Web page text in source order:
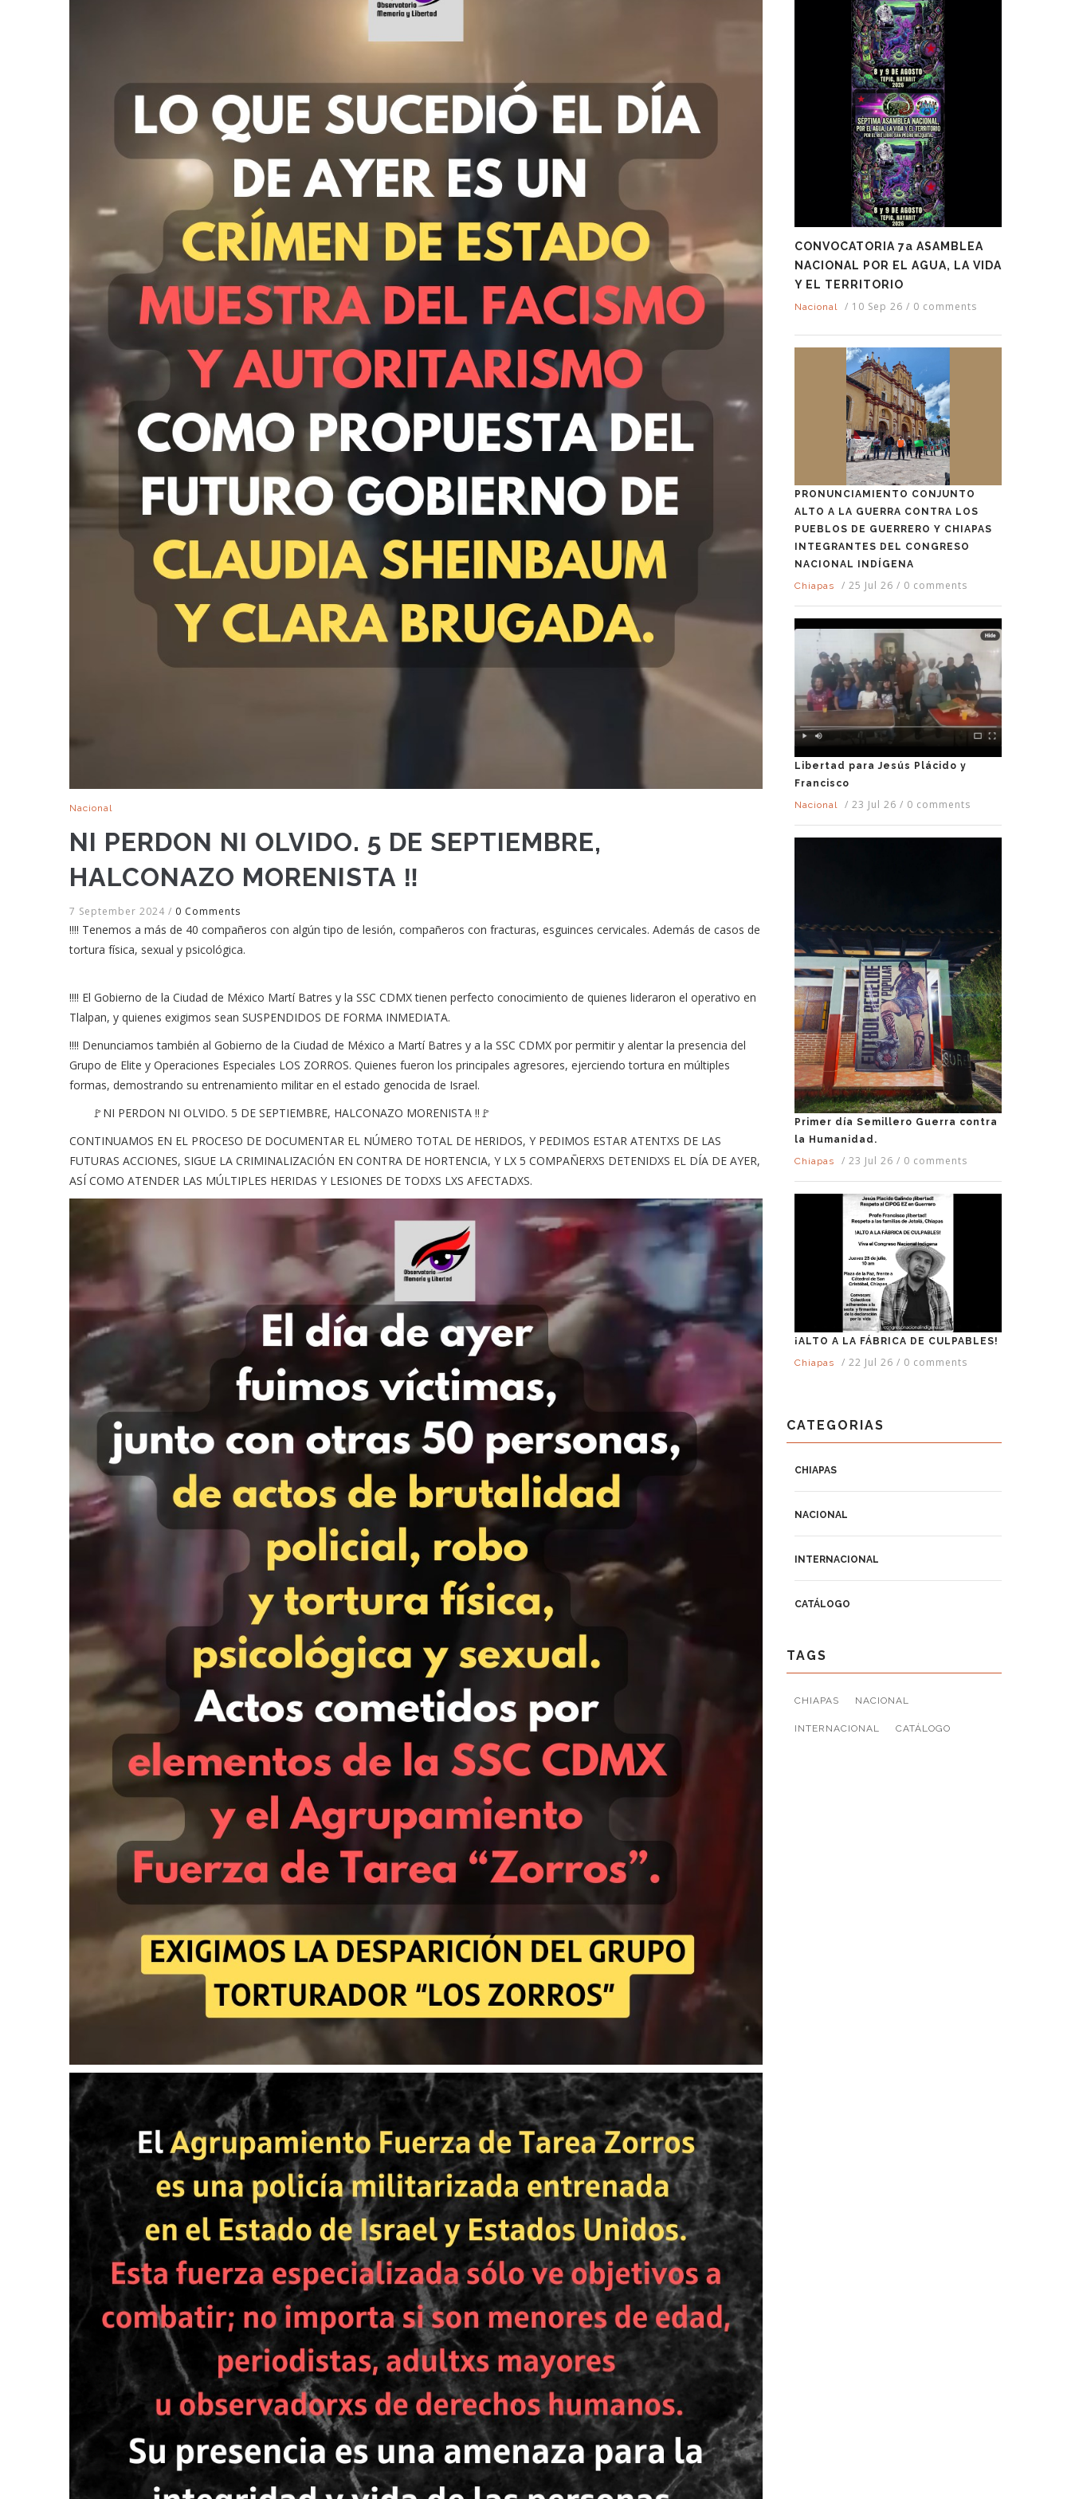
Nacional
NI PERDON NI OLVIDO. 5 DE SEPTIEMBRE,
HALCONAZO MORENISTA ‼
7 September 2024 / 0 Comments
‼️‼️ Tenemos a más de 40 compañeros con algún tipo de lesión, compañeros con fracturas, esguinces cervicales. Además de casos de
tortura física, sexual y psicológica.
‼️‼️ El Gobierno de la Ciudad de México Martí Batres y la SSC CDMX tienen perfecto conocimiento de quienes lideraron el operativo en
Tlalpan, y quienes exigimos sean SUSPENDIDOS DE FORMA INMEDIATA.
‼️‼️ Denunciamos también al Gobierno de la Ciudad de México a Martí Batres y a la SSC CDMX por permitir y alentar la presencia del
Grupo de Elite y Operaciones Especiales LOS ZORROS. Quienes fueron los principales agresores, ejerciendo tortura en múltiples
formas, demostrando su entrenamiento militar en el estado genocida de Israel.
🚩NI PERDON NI OLVIDO. 5 DE SEPTIEMBRE, HALCONAZO MORENISTA ‼🚩
CONTINUAMOS EN EL PROCESO DE DOCUMENTAR EL NÚMERO TOTAL DE HERIDOS, Y PEDIMOS ESTAR ATENTXS DE LAS
FUTURAS ACCIONES, SIGUE LA CRIMINALIZACIÓN EN CONTRA DE HORTENCIA, Y LX 5 COMPAÑERXS DETENIDXS EL DÍA DE AYER,
ASÍ COMO ATENDER LAS MÚLTIPLES HERIDAS Y LESIONES DE TODXS LXS AFECTADXS.
CONVOCATORIA 7a ASAMBLEA
NACIONAL POR EL AGUA, LA VIDA
Y EL TERRITORIO
Nacional / 10 Sep 26 / 0 comments
PRONUNCIAMIENTO CONJUNTO
ALTO A LA GUERRA CONTRA LOS
PUEBLOS DE GUERRERO Y CHIAPAS
INTEGRANTES DEL CONGRESO
NACIONAL INDÍGENA
Chiapas
/ 25 Jul 26 / 0 comments
Libertad para Jesús Plácido y
Francisco
Nacional
/ 23 Jul 26 / 0 comments
Primer día Semillero Guerra contra
la Humanidad.
Chiapas
/ 23 Jul 26 / 0 comments
¡ALTO A LA FÁBRICA DE CULPABLES!
Chiapas
/ 22 Jul 26 / 0 comments
CATEGORIAS
CHIAPAS
NACIONAL
INTERNACIONAL
CATÁLOGO
TAGS
CHIAPAS NACIONAL
INTERNACIONAL CATÁLOGO